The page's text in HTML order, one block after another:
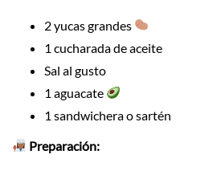
2 yucas grandes
1 cucharada de aceite
Sal al gusto
1 aguacate
1 sandwichera o sartén
Preparación: